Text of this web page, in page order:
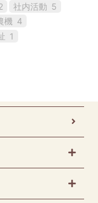
社内活動 5
機 4
1